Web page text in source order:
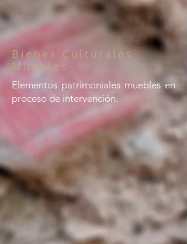
Bienes Culturales
Muebles
Elementos patrimoniales muebles en
proceso de intervención.